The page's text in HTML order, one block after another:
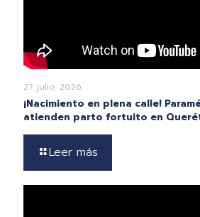
27 julio, 2026
¡Nacimiento en plena calle!
atienden parto fortuito en
Leer más